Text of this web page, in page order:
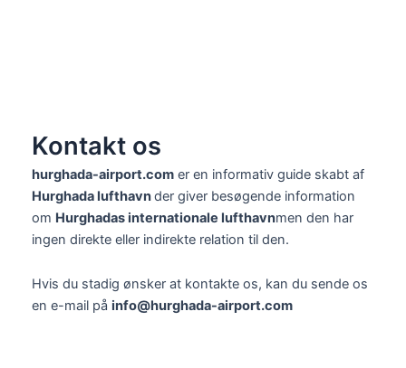
Kontakt os
hurghada-airport.comer en informativ guide skabt af
Hurghada lufthavnder giver besøgende information
om Hurghadas internationale lufthavnmen den har
ingen direkte eller indirekte relation til den.
Hvis du stadig ønsker at kontakte os, kan du sende os
en e-mail på info@hurghada-airport.com